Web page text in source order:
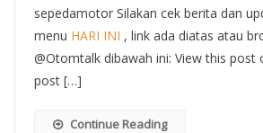
sepedamotor Silakan cek berita dan
menu HARI INI , link ada diatas atau
@Otomtalk dibawah ini: View this post
post […]
Continue Reading